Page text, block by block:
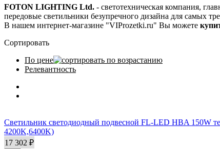
FOTON LIGHTING Ltd. - светотехническая компания,
передовые светильники безупречного дизайна для самых
В нашем интернет-магазине "VIProzetki.ru" Вы можете
Сортировать
По цене
Релевантность
Светильник светодиодный подвесной FL-LED HBA 150W
4200K,6400K)
17 302 ₽